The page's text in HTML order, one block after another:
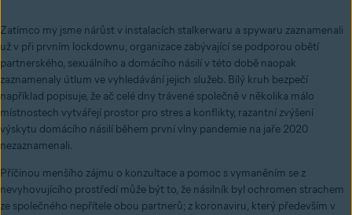
Zatímco my jsme nárůst v instalacích stalkerwaru a spywaru zaznamenali
už v při prvním lockdownu, organizace zabývající se podporou obětí
partnerského, sexuálního a domácího násilí v této době naopak
zaznamenaly útlum ve vyhledávání jejich služeb. Bílý kruh bezpečí
například popisuje, že ač celé dny trávené společně v několika málo
místnostech vytvářejí prostor pro stres a konflikty, razantní zvýšení
výskytu domácího násilí během první vlny pandemie na jaře 2020
nezaznamenali.
Příčinou menšího zájmu o konzultace a pomoc s vymaněním se z
nevyhovujícího prostředí může být to, že násilník byl ochromen strachem
ze společného nepřítele obou partnerů; z koronaviru, který především v